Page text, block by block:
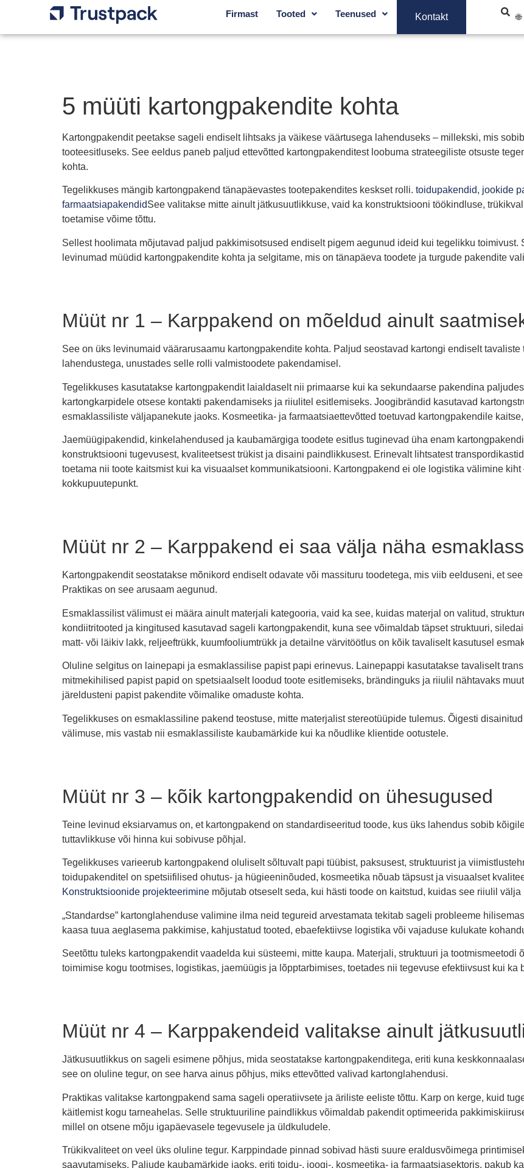
Firmast Tooted Teenused Kontakt
5 müüti kartongpakendite kohta
Kartongpakendit peetakse sageli endiselt lihtsaks ja väikese väärtusega lahenduseks – millekski, mis
tooteesitluseks. See eeldus paneb paljud ettevõtted kartongpakenditest loobuma strateegiliste otsuste
kohta.
Tegelikkuses mängib kartongpakend tänapäevastes tootepakendites keskset rolli. toidupakendid, jookide
farmaatsiapakendidSee valitakse mitte ainult jätkusuutlikkuse, vaid ka konstruktsiooni töökindluse,
toetamise võime tõttu.
Sellest hoolimata mõjutavad paljud pakkimisotsused endiselt pigem aegunud ideid kui tegelikku
levinumad müüdid kartongpakendite kohta ja selgitame, mis on tänapäeva toodete ja turgude pakendite
Müüt nr 1 – Karppakend on mõeldud ainult
See on üks levinumaid väärarusaamu kartongpakendite kohta. Paljud seostavad kartongi endiselt
lahendustega, unustades selle rolli valmistoodete pakendamisel.
Tegelikkuses kasutatakse kartongpakendit laialdaselt nii primaarse kui ka sekundaarse pakendina
kartongkarpidele otsese kontakti pakendamiseks ja riiulitel esitlemiseks. Joogibrändid kasutavad
esmaklassiliste väljapanekute jaoks. Kosmeetika- ja farmaatsiaettevõtted toetuvad kartongpakendile
Jaemüügipakendid, kinkelahendused ja kaubamärgiga toodete esitlus tuginevad üha enam
konstruktsiooni tugevusest, kvaliteetsest trükist ja disaini paindlikkusest. Erinevalt lihtsatest
toetama nii toote kaitsmist kui ka visuaalset kommunikatsiooni. Kartongpakend ei ole logistika välimine
kokkupuutepunkt.
Müüt nr 2 – Karppakend ei saa välja näha
Kartongpakendit seostatakse mõnikord endiselt odavate või massituru toodetega, mis viib eelduseni, et
Praktikas on see arusaam aegunud.
Esmaklassilist välimust ei määra ainult materjali kategooria, vaid ka see, kuidas materjal on valitud,
kondiitritooted ja kingitused kasutavad sageli kartongpakendit, kuna see võimaldab täpset struktuuri,
matt- või läikiv lakk, reljeeftrükk, kuumfooliumtrükk ja detailne värvitöötlus on kõik tavaliselt kasutusel
Oluline selgitus on lainepapi ja esmaklassilise papist papi erinevus. Lainepappi kasutatakse tavaliselt
mitmekihilised papist papid on spetsiaalselt loodud toote esitlemiseks, brändinguks ja riiulil nähtavaks
järeldusteni papist pakendite võimalike omaduste kohta.
Tegelikkuses on esmaklassiline pakend teostuse, mitte materjalist stereotüüpide tulemus. Õigesti
välimuse, mis vastab nii esmaklassiliste kaubamärkide kui ka nõudlike klientide ootustele.
Müüt nr 3 – kõik kartongpakendid on ühesugused
Teine levinud eksiarvamus on, et kartongpakend on standardiseeritud toode, kus üks lahendus sobib
tuttavlikkuse või hinna kui sobivuse põhjal.
Tegelikkuses varieerub kartongpakend oluliselt sõltuvalt papi tüübist, paksusest, struktuurist ja
toidupakenditel on spetsiifilised ohutus- ja hügieeninõuded, kosmeetika nõuab täpsust ja visuaalset
Konstruktsioonide projekteerimine mõjutab otseselt seda, kui hästi toode on kaitstud, kuidas see riiulil
„Standardse” kartonglahenduse valimine ilma neid tegureid arvestamata tekitab sageli probleeme
kaasa tuua aeglasema pakkimise, kahjustatud tooted, ebaefektiivse logistika või vajaduse kulukate
Seetõttu tuleks kartongpakendit vaadelda kui süsteemi, mitte kaupa. Materjali, struktuuri ja
toimimise kogu tootmises, logistikas, jaemüügis ja lõpptarbimises, toetades nii tegevuse efektiivsust kui ka
Müüt nr 4 – Karppakendeid valitakse ainult
Jätkusuutlikkus on sageli esimene põhjus, mida seostatakse kartongpakenditega, eriti kuna
see on oluline tegur, on see harva ainus põhjus, miks ettevõtted valivad kartonglahendusi.
Praktikas valitakse kartongpakend sama sageli operatiivsete ja äriliste eeliste tõttu. Karp on kerge, kuid
käitlemist kogu tarneahelas. Selle struktuuriline paindlikkus võimaldab pakendit optimeerida
millel on otsene mõju igapäevasele tegevusele ja üldkuludele.
Trükikvaliteet on veel üks oluline tegur. Karppindade pinnad sobivad hästi suure eraldusvõimega
saavutamiseks. Paljude kaubamärkide jaoks, eriti toidu-, joogi-, kosmeetika- ja farmaatsiasektoris, pakub